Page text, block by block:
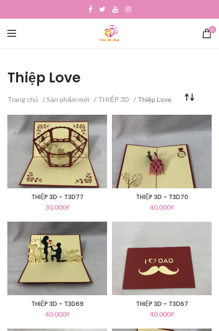
0
Thiệp Love
Trang chủ /Sản phẩm mới / THIỆP 3D / Thiệp Love
THIỆP 3D – T3D77
30.000₫
THIỆP 3D – T3D70
40.000₫
THIỆP 3D – T3D69
40.000₫
THIỆP 3D – T3D67
40.000₫